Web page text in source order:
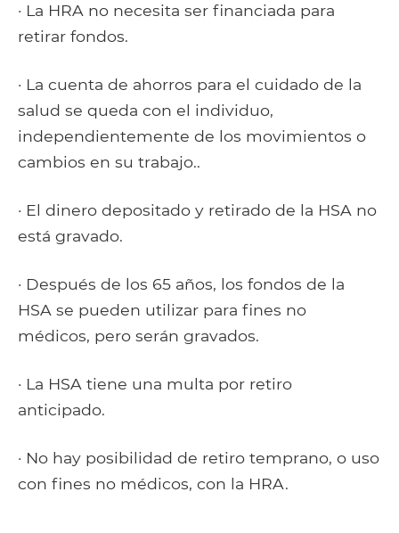
· La HRA no necesita ser financiada para
retirar fondos.
· La cuenta de ahorros para el cuidado de la
salud se queda con el individuo,
independientemente de los movimientos o
cambios en su trabajo..
· El dinero depositado y retirado de la HSA no
está gravado.
· Después de los 65 años, los fondos de la
HSA se pueden utilizar para fines no
médicos, pero serán gravados.
· La HSA tiene una multa por retiro
anticipado.
· No hay posibilidad de retiro temprano, o uso
con fines no médicos, con la HRA.